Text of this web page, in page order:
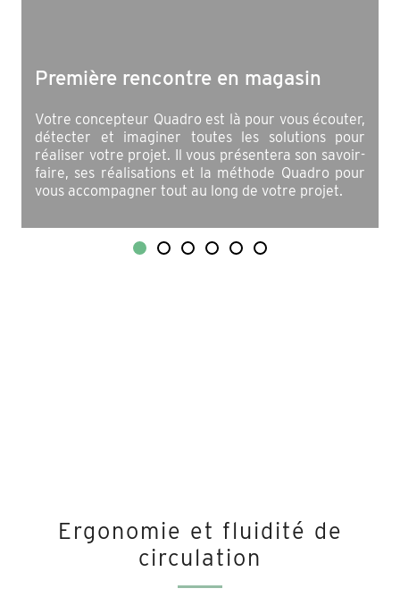
Première rencontre en magasin
Votre concepteur Quadro est là pour vous écouter,
détecter et imaginer toutes les solutions pour
réaliser votre projet. Il vous présentera son savoir-
faire, ses réalisations et la méthode Quadro pour
vous accompagner tout au long de votre projet.
Ergonomie et fluidité de
circulation